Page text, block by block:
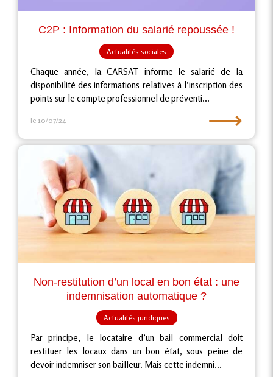
C2P : Information du salarié repoussée !
Actualités sociales
Chaque année, la CARSAT informe le salarié de la
disponibilité des informations relatives à l’inscription des
points sur le compte professionnel de préventi...
le 10/07/24 ⟶
Non-restitution d’un local en bon état : une
indemnisation automatique ?
Actualités juridiques
Par principe, le locataire d’un bail commercial doit
restituer les locaux dans un bon état, sous peine de
devoir indemniser son bailleur. Mais cette indemni...